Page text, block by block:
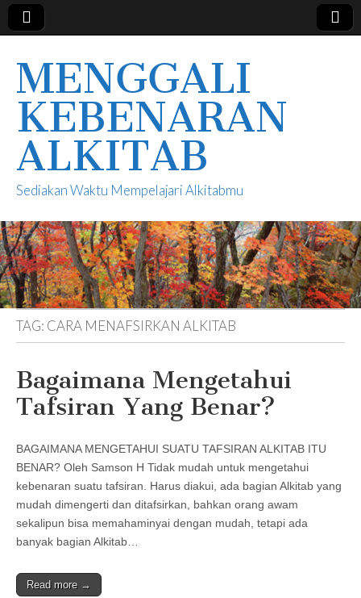
MENGGALI
KEBENARAN
ALKITAB
Sediakan Waktu Mempelajari Alkitabmu
TAG: CARA MENAFSIRKAN ALKITAB
Bagaimana Mengetahui
Tafsiran Yang Benar?
BAGAIMANA MENGETAHUI SUATU TAFSIRAN ALKITAB ITU
BENAR? Oleh Samson H Tidak mudah untuk mengetahui
kebenaran suatu tafsiran. Harus diakui, ada bagian Alkitab yang
mudah dimengerti dan ditafsirkan, bahkan orang awam
sekalipun bisa memahaminyai dengan mudah, tetapi ada
banyak bagian Alkitab…
Read more →